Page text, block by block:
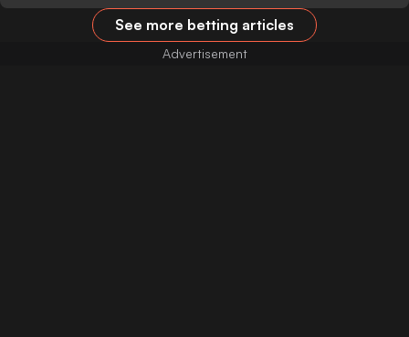
See more betting articles